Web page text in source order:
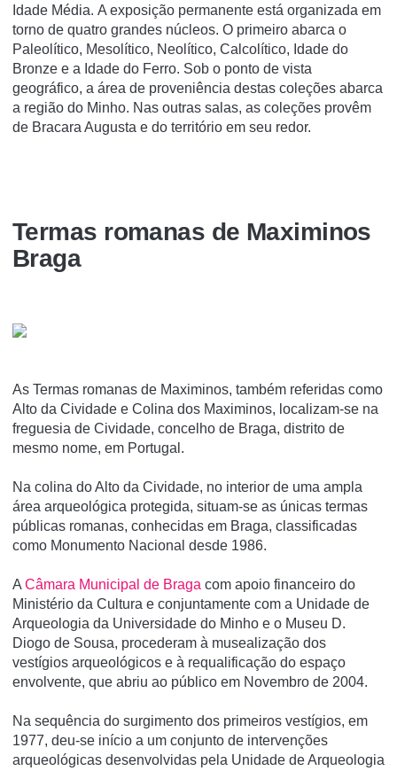
Idade Média. A exposição permanente está organizada em
torno de quatro grandes núcleos. O primeiro abarca o
Paleolítico, Mesolítico, Neolítico, Calcolítico, Idade do
Bronze e a Idade do Ferro. Sob o ponto de vista
geográfico, a área de proveniência destas coleções abarca
a região do Minho. Nas outras salas, as coleções provêm
de Bracara Augusta e do território em seu redor.
Termas romanas de Maximinos
Braga
As Termas romanas de Maximinos, também referidas como
Alto da Cividade e Colina dos Maximinos, localizam-se na
freguesia de Cividade, concelho de Braga, distrito de
mesmo nome, em Portugal.
Na colina do Alto da Cividade, no interior de uma ampla
área arqueológica protegida, situam-se as únicas termas
públicas romanas, conhecidas em Braga, classificadas
como Monumento Nacional desde 1986.
A Câmara Municipal de Braga com apoio financeiro do
Ministério da Cultura e conjuntamente com a Unidade de
Arqueologia da Universidade do Minho e o Museu D.
Diogo de Sousa, procederam à musealização dos
vestígios arqueológicos e à requalificação do espaço
envolvente, que abriu ao público em Novembro de 2004.
Na sequência do surgimento dos primeiros vestígios, em
1977, deu-se início a um conjunto de intervenções
arqueológicas desenvolvidas pela Unidade de Arqueologia